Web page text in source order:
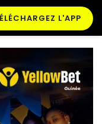
L'APP